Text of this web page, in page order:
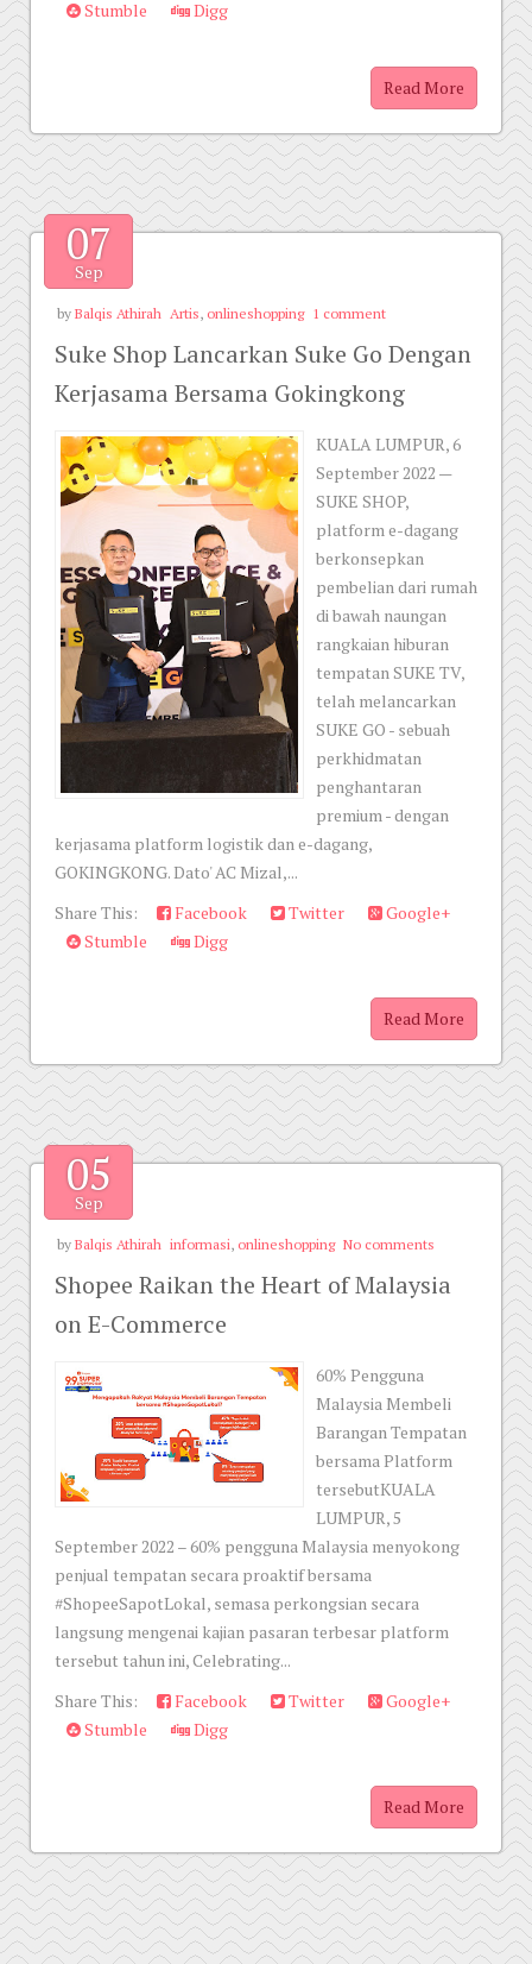
Stumble Digg
Read More
07
Sep
by Balqis Athirah Artis, onlineshopping 1 comment
Suke Shop Lancarkan Suke Go Dengan
Kerjasama Bersama Gokingkong
KUALA LUMPUR, 6
September 2022 —
SUKE SHOP,
platform e-dagang
berkonsepkan
pembelian dari rumah
di bawah naungan
rangkaian hiburan
tempatan SUKE TV,
telah melancarkan
SUKE GO - sebuah
perkhidmatan
penghantaran
premium - dengan
kerjasama platform logistik dan e-dagang,
GOKINGKONG. Dato' AC Mizal,...
Share This:
Facebook Twitter
Google+
Stumble
Digg
Read More
05
Sep
by Balqis Athirah informasi, onlineshopping No comments
Shopee Raikan the Heart of Malaysia
on E-Commerce
60% Pengguna
Malaysia Membeli
Barangan Tempatan
bersama Platform
tersebutKUALA
LUMPUR, 5
September 2022 – 60% pengguna Malaysia menyokong
penjual tempatan secara proaktif bersama
#ShopeeSapotLokal, semasa perkongsian secara
langsung mengenai kajian pasaran terbesar platform
tersebut tahun ini, Celebrating...
Share This:
Facebook Twitter
Google+
Stumble
Digg
Read More